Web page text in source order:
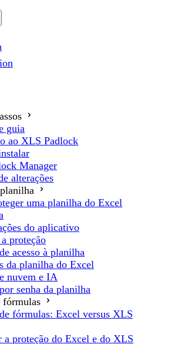
guia
ao XLS Padlock
Manager
alterações
uma planilha do Excel
do aplicativo
proteção
acesso à planilha
da planilha do Excel
nuvem e IA
senha da planilha
fórmulas
fórmulas: Excel versus XLS
a proteção do Excel e do XLS